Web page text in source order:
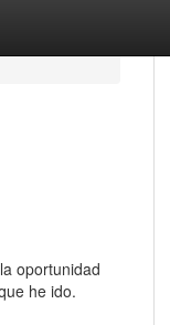
oportunidad
he ido.